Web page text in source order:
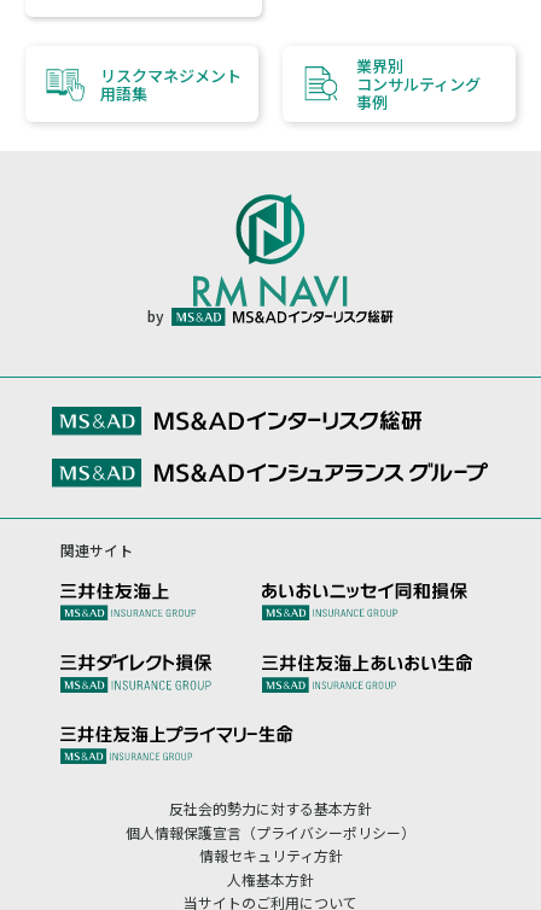
リスクマネジメント
用語集
業界別
コンサルティング
事例
by
関連サイト
反社会的勢力に対する基本方針
個人情報保護宣言（プライバシーポリシー）
情報セキュリティ方針
人権基本方針
当サイトのご利用について